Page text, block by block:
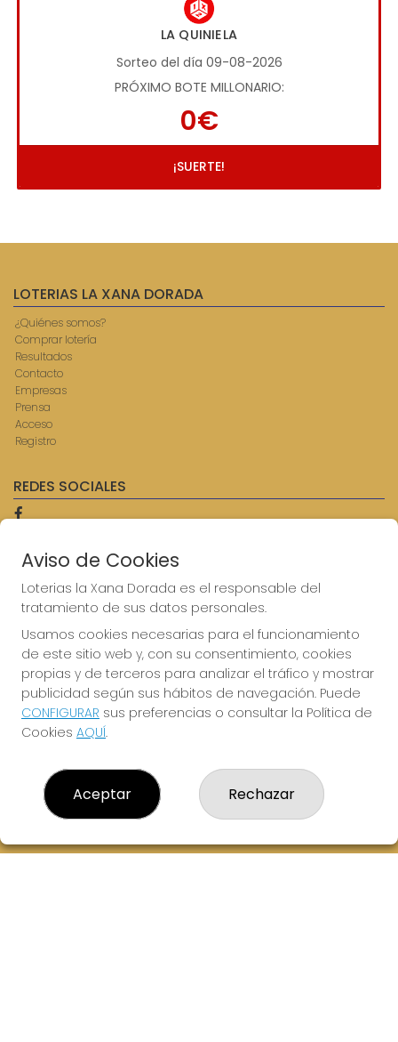
LA QUINIELA
Sorteo del día 09-08-2026
PRÓXIMO BOTE MILLONARIO:
0€
¡SUERTE!
LOTERIAS LA XANA DORADA
¿Quiénes somos?
Comprar lotería
Resultados
Contacto
Empresas
Prensa
Acceso
Registro
REDES SOCIALES
CONTACTO
ADMINISTRACION DE LOTERIAS: 9-AVILES - RECEPTOR
OFICIAL: 57750
Clica aquí para contactar por WhatsApp
614069067
info@laxanadorada.com
Fernandez Balsera 26 bajo
Aviles, 33402
(Asturias) España
LEGAL
Aviso Legal
Política de Privacidad
Condiciones de Compra
Aviso de Cookies
Loterias la Xana Dorada es el responsable del
tratamiento de sus datos personales.
Usamos cookies necesarias para el funcionamiento
de este sitio web y, con su consentimiento, cookies
propias y de terceros para analizar el tráfico y mostrar
publicidad según sus hábitos de navegación. Puede
CONFIGURAR sus preferencias o consultar la Política de
Cookies AQUÍ.
Aceptar Rechazar